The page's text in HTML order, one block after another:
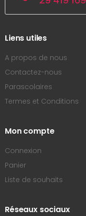
Liens utiles
A propos de nous
Contactez-nous
Parascolaires
Termes et Conditions
Mon compte
Connexion
Panier
Liste de souhaits
Réseaux sociaux